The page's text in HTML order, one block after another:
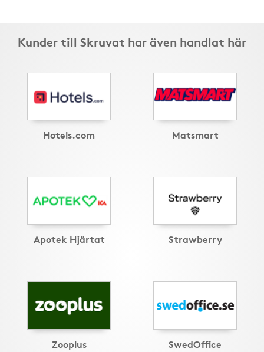
Kunder till Skruvat har även handlat här
Hotels.com Matsmart
Apotek Hjärtat Strawberry
Zooplus SwedOffice